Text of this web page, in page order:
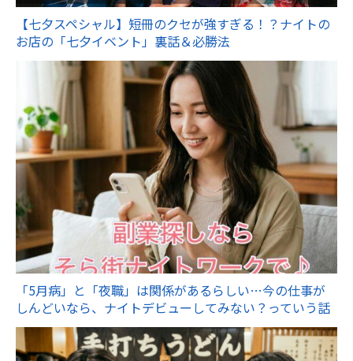
【七夕スペシャル】短冊のクセが強すぎる！？ナイトの
お店の「七夕イベント」裏話＆必勝法
「5月病」と「夜職」は関係があるらしい…今の仕事が
しんどいなら、ナイトデビューしてみない？っていう話